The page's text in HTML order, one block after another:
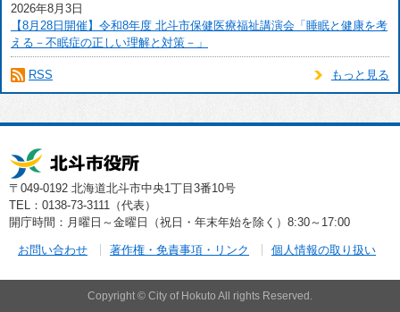
2026年8月3日
【8月28日開催】令和8年度 北斗市保健医療福祉講演会「睡眠と健康を考
える－不眠症の正しい理解と対策－」
もっと見る
RSS
〒049-0192 北海道北斗市中央1丁目3番10号
TEL：0138-73-3111（代表）
開庁時間：月曜日～金曜日（祝日・年末年始を除く）8:30～17:00
お問い合わせ 著作権・免責事項・リンク 個人情報の取り扱い
Copyright © City of Hokuto All rights Reserved.